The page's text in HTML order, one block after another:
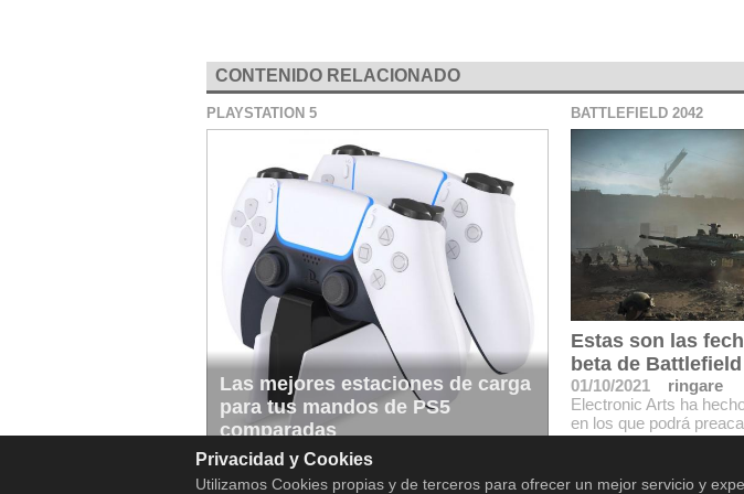
CONTENIDO RELACIONADO
PLAYSTATION 5
Las mejores estaciones de carga
para tus mandos de PS5
comparadas
BATTLEFIELD 2042
Estas son las
beta de
01/10/2021
ringare
Electronic Arts ha
en los que podrá
Privacidad y Cookies
Utilizamos Cookies propias y de terceros para ofrecer un mejor servicio y